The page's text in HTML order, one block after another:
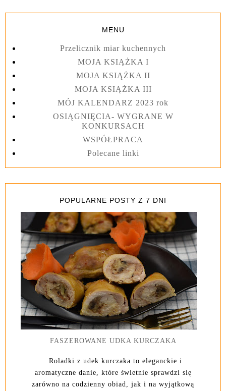
MENU
Przelicznik miar kuchennych
MOJA KSIĄŻKA I
MOJA KSIĄŻKA II
MOJA KSIĄŻKA III
MÓJ KALENDARZ 2023 rok
OSIĄGNIĘCIA- WYGRANE W
KONKURSACH
WSPÓŁPRACA
Polecane linki
POPULARNE POSTY Z 7 DNI
FASZEROWANE UDKA KURCZAKA
Roladki z udek kurczaka to eleganckie i
aromatyczne danie, które świetnie sprawdzi się
zarówno na codzienny obiad, jak i na wyjątkową